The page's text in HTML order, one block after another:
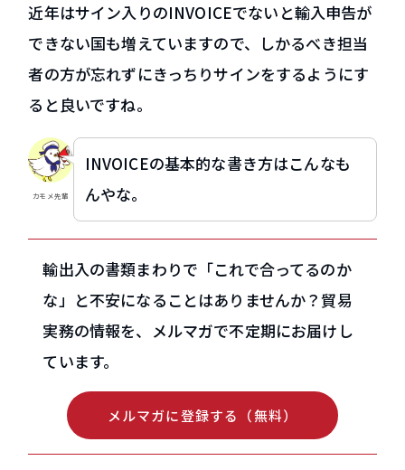
近年はサイン入りのINVOICEでないと輸入申告が
できない国も増えていますので、しかるべき担当
者の方が忘れずにきっちりサインをするようにす
ると良いですね。
カモメ先輩
INVOICEの基本的な書き方はこんなも
んやな。
輸出入の書類まわりで「これで合ってるのか
な」と不安になることはありませんか？貿易
実務の情報を、メルマガで不定期にお届けし
ています。
メルマガに登録する（無料）